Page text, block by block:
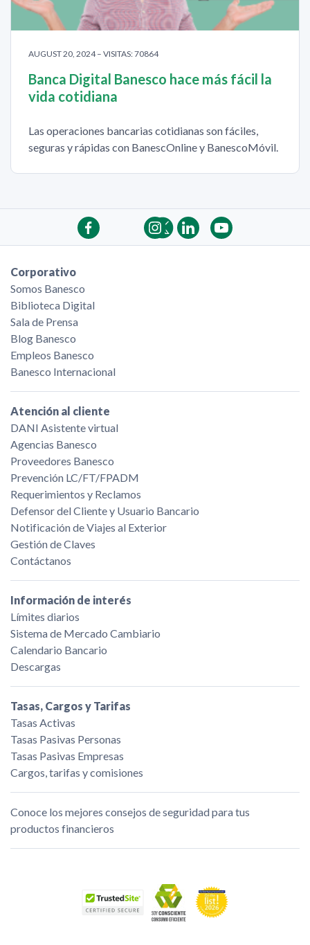
AUGUST 20, 2024 – VISITAS: 70864
Banca Digital Banesco hace más fácil la
vida cotidiana
Las operaciones bancarias cotidianas son fáciles,
seguras y rápidas con BanescOnline y BanescoMóvil.
Corporativo
Somos Banesco
Biblioteca Digital
Sala de Prensa
Blog Banesco
Empleos Banesco
Banesco Internacional
Atención al cliente
DANI Asistente virtual
Agencias Banesco
Proveedores Banesco
Prevención LC/FT/FPADM
Requerimientos y Reclamos
Defensor del Cliente y Usuario Bancario
Notificación de Viajes al Exterior
Gestión de Claves
Contáctanos
Información de interés
Límites diarios
Sistema de Mercado Cambiario
Calendario Bancario
Descargas
Tasas, Cargos y Tarifas
Tasas Activas
Tasas Pasivas Personas
Tasas Pasivas Empresas
Cargos, tarifas y comisiones
Conoce los mejores consejos de seguridad para tus
productos financieros